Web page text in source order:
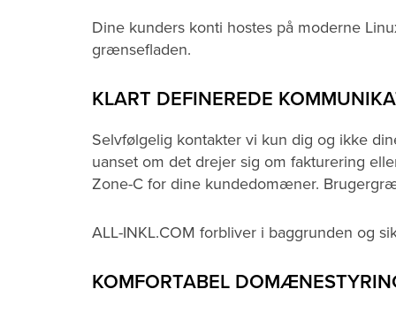
Dine kunders konti hostes på moderne
grænsefladen.
KLART DEFINEREDE
Selvfølgelig kontakter vi kun dig og ikke
uanset om det drejer sig om fakturering
Zone-C for dine kundedomæner.
ALL-INKL.COM forbliver i baggrunden og
KOMFORTABEL